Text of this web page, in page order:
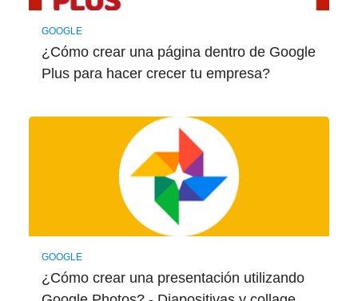
GOOGLE
¿Cómo crear una página dentro de Google
Plus para hacer crecer tu empresa?
GOOGLE
¿Cómo crear una presentación utilizando